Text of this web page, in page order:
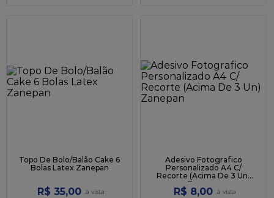
Topo De Bolo/Balão Cake 6
Bolas Latex Zanepan
R$ 35,00
Adesivo Fotografico
Personalizado A4 C/
Recorte (Acima De 3 Un)
Zanepan
R$ 8,00